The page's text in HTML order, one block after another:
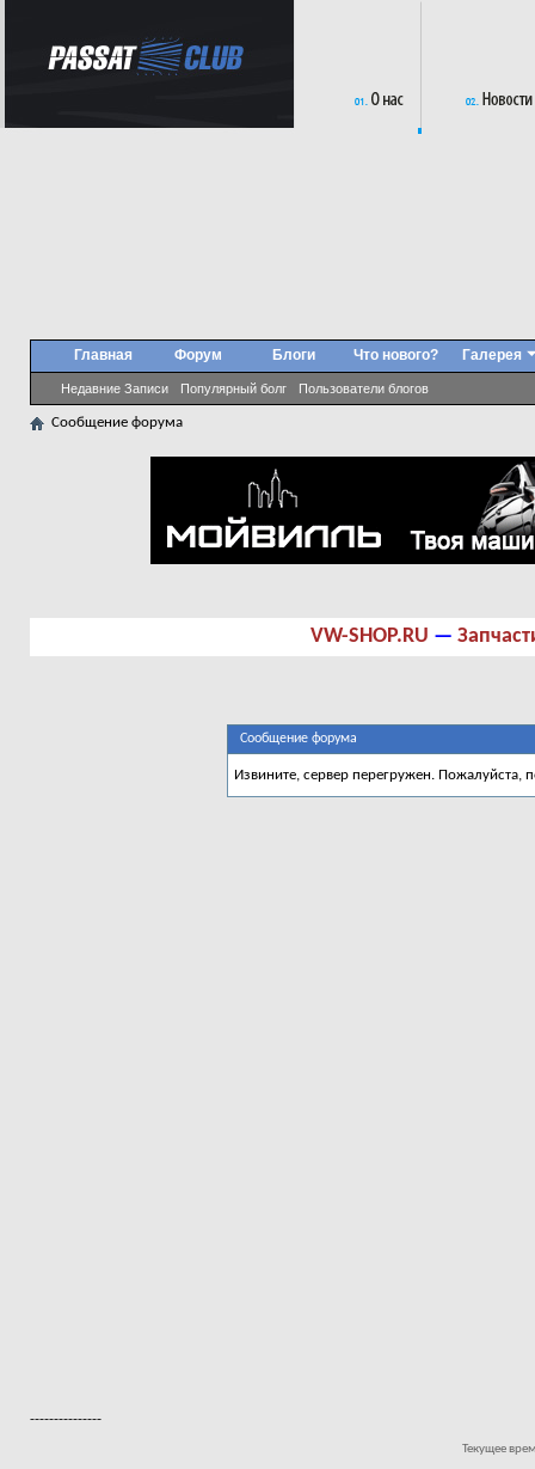
Главная Форум Блоги
Недавние Записи Популярный болг Пользователи блогов
Что нового? Галерея
Сообщение форума
VW-SHOP.RU —
Сообщение форума
Извините, сервер перегружен. Пожалуйста,
---------------
Текущее